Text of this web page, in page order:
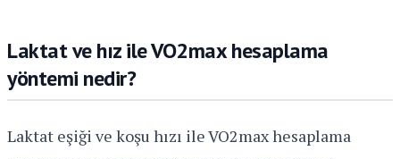
Laktat ve hız ile VO2max hesaplama
yöntemi nedir?
Laktat eşiği ve koşu hızı ile VO2max hesaplama